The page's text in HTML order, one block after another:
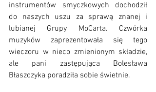
instrumentów smyczkowych dochodził
do naszych uszu za sprawą znanej i
lubianej Grupy MoCarta. Czwórka
muzyków zaprezentowała się tego
wieczoru w nieco zmienionym składzie,
ale pani zastępująca Bolesława
Błaszczyka poradziła sobie świetnie.